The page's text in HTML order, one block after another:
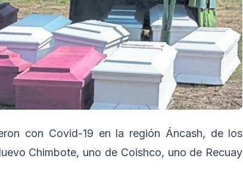
con Covid-19 en la región Áncash, de los
Chimbote, uno de Coishco, uno de Recuay